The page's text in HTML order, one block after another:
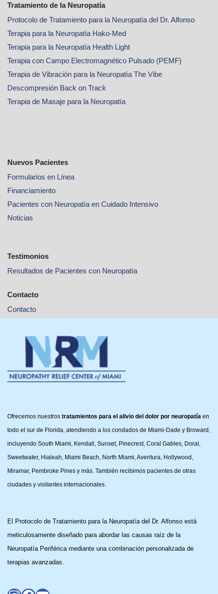
Tratamiento de la Neuropatía
Protocolo de Tratamiento para la Neuropatía del Dr. Alfonso
Terapia para la Neuropatía Hako-Med
Terapia para la Neuropatía Health Light
Terapia con Campo Electromagnético Pulsado (PEMF)
Terapia de Vibración para la Neuropatía The Vibe
Descompresión Back on Track
Terapia de Masaje para la Neuropatía
Nuevos Pacientes
Formularios en Línea
Financiamiento
Pacientes con Neuropatía en Cuidado Intensivo
Noticias
Testimonios
Resultados de Pacientes con Neuropatía
Contacto
Contacto
Ofrecemos nuestros tratamientos para el alivio del dolor por neuropatía en
todo el sur de Florida, atendiendo a los condados de Miami-Dade y Broward,
incluyendo South Miami, Kendall, Sunset, Pinecrest, Coral Gables, Doral,
Sweetwater, Hialeah, Miami Beach, North Miami, Aventura, Hollywood,
Miramar, Pembroke Pines y más. También recibimos pacientes de otras
ciudades y visitantes internacionales.
El Protocolo de Tratamiento para la Neuropatía del Dr. Alfonso está
meticulosamente diseñado para abordar las causas raíz de la
Neuropatía Periférica mediante una combinación personalizada de
terapias avanzadas.